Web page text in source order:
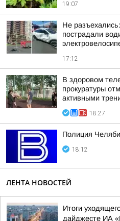
19:07
Не
пострадали
17:12
В здоровом
прокуратуры
активными
18:27
Полиция
18:12
ЛЕНТА НОВОСТЕЙ
Итоги
дайджесте ИА